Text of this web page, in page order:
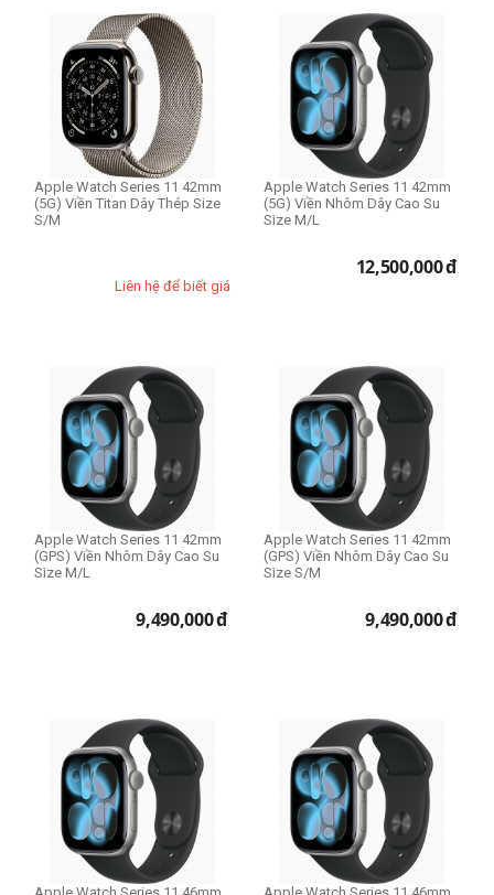
Apple Watch Series 11 42mm
(5G) Viền Titan Dây Thép Size
S/M
Liên hệ để biết giá
Apple Watch Series 11 42mm
(5G) Viền Nhôm Dây Cao Su
Size M/L
12,500,000đ
Apple Watch Series 11 42mm
(GPS) Viền Nhôm Dây Cao Su
Size M/L
9,490,000đ
Apple Watch Series 11 42mm
(GPS) Viền Nhôm Dây Cao Su
Size S/M
9,490,000đ